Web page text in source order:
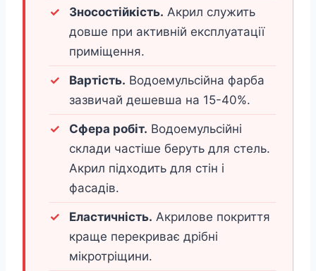
Зносостійкість. Акрил служить
довше при активній експлуатації
приміщення.
Вартість. Водоемульсійна фарба
зазвичай дешевша на 15-40%.
Сфера робіт. Водоемульсійні
склади частіше беруть для стель.
Акрил підходить для стін і
фасадів.
Еластичність. Акрилове покриття
краще перекриває дрібні
мікротріщини.